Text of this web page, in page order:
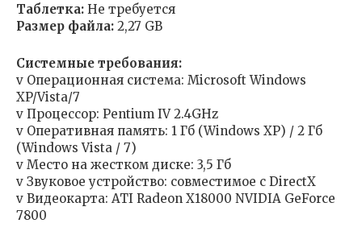
Таблетка: Не требуется
Размер файла: 2,27 GB
Системные требования:
v Операционная система: Microsoft Windows
XP/Vista/7
v Процессор: Pentium IV 2.4GHz
v Оперативная память: 1 Гб (Windows XP) / 2 Гб
(Windows Vista / 7)
v Место на жестком диске: 3,5 Гб
v Звуковое устройство: совместимое с DirectX
v Видеокарта: ATI Radeon X18000 NVIDIA GeForce
7800